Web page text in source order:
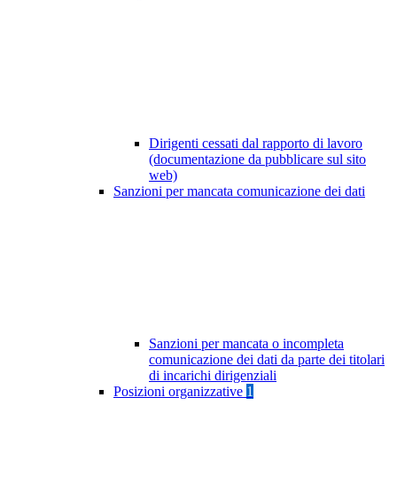
Dirigenti cessati dal rapporto di lavoro
(documentazione da pubblicare sul sito
web)
Sanzioni per mancata comunicazione dei dati
Sanzioni per mancata o incompleta
comunicazione dei dati da parte dei titolari
di incarichi dirigenziali
Posizioni organizzative 1